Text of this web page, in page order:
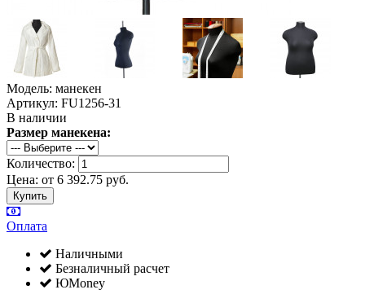
Модель: манекен
Артикул: FU1256-31
В наличии
Размер манекена:
Количество:
Цена: от 6 392.75 руб.
Оплата
Наличными
Безналичный расчет
ЮMoney